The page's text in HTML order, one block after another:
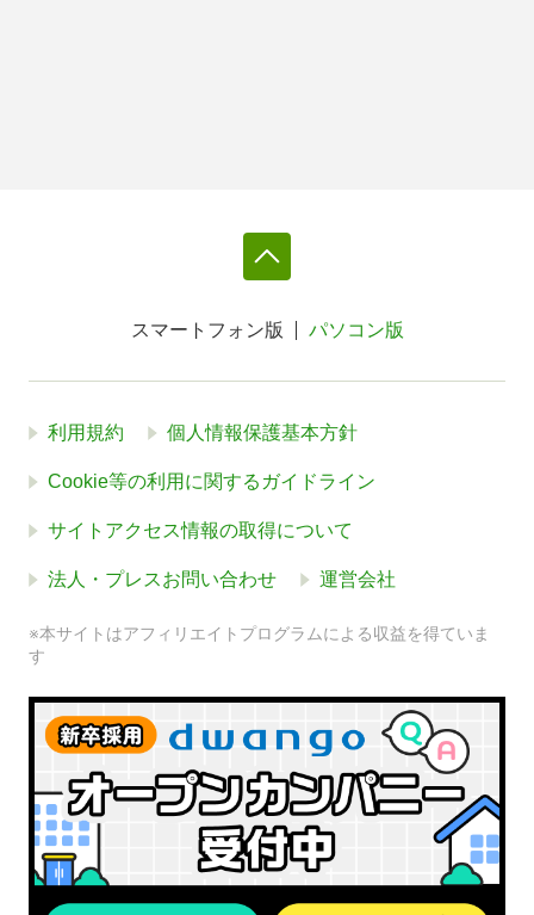
スマートフォン版 パソコン版
利用規約 個人情報保護基本方針
Cookie等の利用に関するガイドライン
サイトアクセス情報の取得について
法人・プレスお問い合わせ 運営会社
※本サイトはアフィリエイトプログラムによる収益を得ていま
す